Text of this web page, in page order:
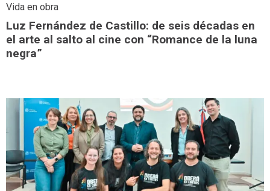
Vida en obra
Luz Fernández de Castillo: de seis décadas en
el arte al salto al cine con “Romance de la luna
negra”